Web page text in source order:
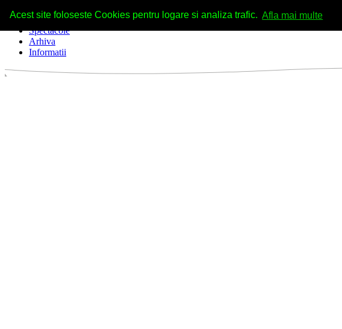
Acest site foloseste Cookies pentru logare si analiza trafic. Afla mai multe
Spectacole
Arhiva
Informatii